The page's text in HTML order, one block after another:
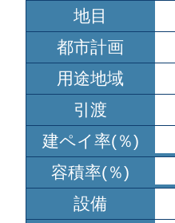
地目
都市計画
用途地域
引渡
建ペイ率(％)
容積率(％)
設備